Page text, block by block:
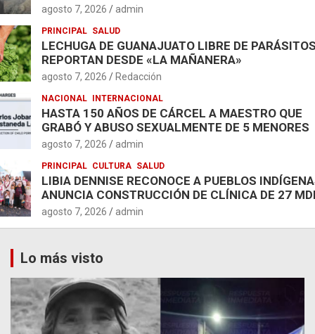
agosto 7, 2026 admin
PRINCIPAL SALUD
LECHUGA DE GUANAJUATO LIBRE DE
REPORTAN DESDE «LA MAÑANERA»
agosto 7, 2026 Redacción
NACIONAL INTERNACIONAL
HASTA 150 AÑOS DE CÁRCEL A MAESTRO QUE
GRABÓ Y ABUSO SEXUALMENTE DE 5 MENORES
agosto 7, 2026 admin
PRINCIPAL CULTURA SALUD
LIBIA DENNISE RECONOCE A PUEBLOS
ANUNCIA CONSTRUCCIÓN DE CLÍNICA DE 27
agosto 7, 2026 admin
Lo más visto